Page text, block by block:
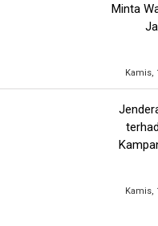
Minta
Kamis,
Kamis,